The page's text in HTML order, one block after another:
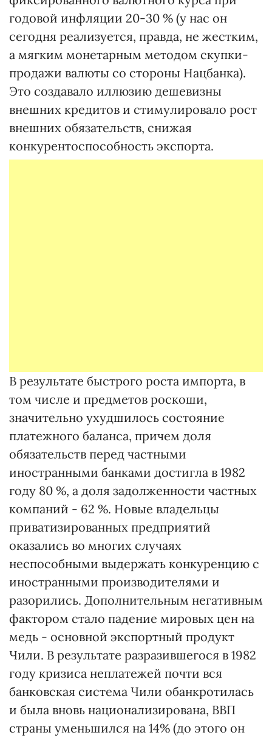
годовой инфляции 20-30 % (у нас он
сегодня реализуется, правда, не жестким,
а мягким монетарным методом скупки-
продажи валюты со стороны Нацбанка).
Это создавало иллюзию дешевизны
внешних кредитов и стимулировало рост
внешних обязательств, снижая
конкурентоспособность экспорта.
В результате быстрого роста импорта, в
том числе и предметов роскоши,
значительно ухудшилось состояние
платежного баланса, причем доля
обязательств перед частными
иностранными банками достигла в 1982
году 80 %, а доля задолженности частных
компаний - 62 %. Новые владельцы
приватизированных предприятий
оказались во многих случаях
неспособными выдержать конкуренцию с
иностранными производителями и
разорились. Дополнительным негативным
фактором стало падение мировых цен на
медь - основной экспортный продукт
Чили. В результате разразившегося в 1982
году кризиса неплатежей почти вся
банковская система Чили обанкротилась
и была вновь национализирована, ВВП
страны уменьшился на 14% (до этого он